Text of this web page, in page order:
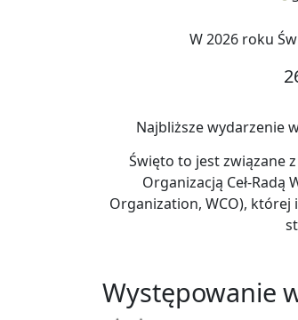
W 2026 roku
Najbliższe wydarzenie
Święto to jest związane
Organizacją Ceł-Radą
Organization, WCO), której
Występowanie